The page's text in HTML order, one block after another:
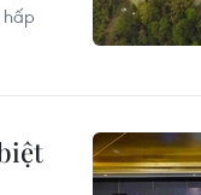
hấp